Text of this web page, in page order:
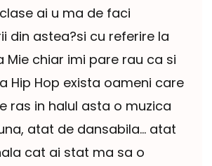
ai u ma de faci
din astea?si cu referire la
Mie chiar imi pare rau ca si
Hip Hop exista oameni care
ras in halul asta o muzica
atat de dansabila… atat
cat ai stat ma sa o